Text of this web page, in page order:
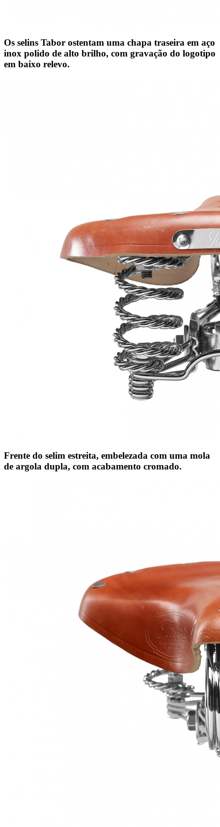
Os selins Tabor ostentam uma chapa traseira em aço
inox polido de alto brilho, com gravação do logotipo
em baixo relevo.
Frente do selim estreita, embelezada com uma mola
de argola dupla, com acabamento cromado.